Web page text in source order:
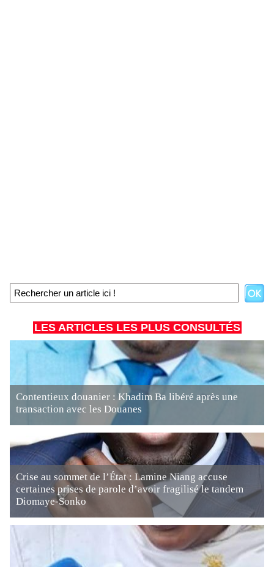
LES ARTICLES LES PLUS CONSULTÉS
Contentieux douanier : Khadim Ba libéré après une
transaction avec les Douanes
Crise au sommet de l’État : Lamine Niang accuse
certaines prises de parole d’avoir fragilisé le tandem
Diomaye-Sonko